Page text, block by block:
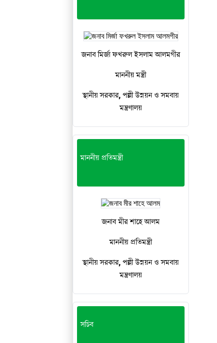
জনাব মির্জা ফখরুল ইসলাম আলমগীর
মাননীয় মন্ত্রী
স্থানীয় সরকার, পল্লী উন্নয়ন ও সমবায়
মন্ত্রণালয়
মাননীয় প্রতিমন্ত্রী
জনাব মীর শাহে আলম
মাননীয় প্রতিমন্ত্রী
স্থানীয় সরকার, পল্লী উন্নয়ন ও সমবায়
মন্ত্রণালয়
সচিব